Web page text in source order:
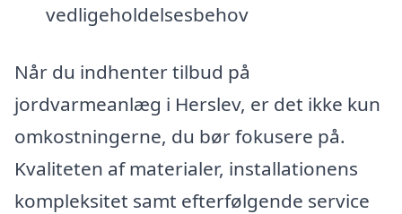
vedligeholdelsesbehov
Når du indhenter tilbud på
jordvarmeanlæg i Herslev, er det ikke kun
omkostningerne, du bør fokusere på.
Kvaliteten af materialer, installationens
kompleksitet samt efterfølgende service